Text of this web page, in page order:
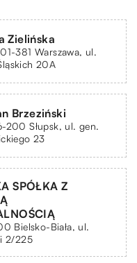
Zielińska
381 Warszawa, ul.
20A
Brzeziński
200 Słupsk, ul. gen.
23
SPÓŁKA Z
Bielsko-Biała, ul.
2/225